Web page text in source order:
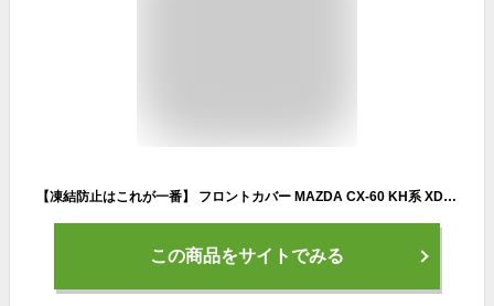
【凍結防止はこれが一番】 フロントカバー MAZDA CX-60 KH系 XD S Package L Package Exclusive Mode フロントガラス 凍結防止 カバー 凍結防止 シート フロント サンシェード 霜除け 霜よけ 日よけ 日除け 雪 霜 車 紫外線 uv 断熱 遮光 夏 冬 オールシーズン LotNo.01
この商品をサイトでみる